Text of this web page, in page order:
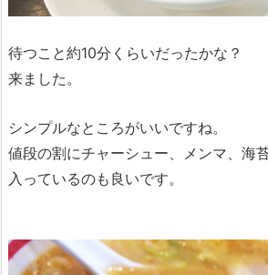
待つこと約10分くらいだったかな？
来ました。
シンプルなところがいいですね。
値段の割にチャーシュー、メンマ、海
入っているのも良いです。